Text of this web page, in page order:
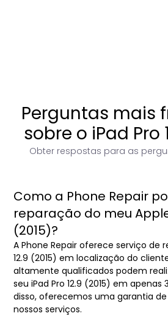
Perguntas mais
sobre o iPad Pro
Obter respostas para as
Como a Phone Repair
reparação do meu Apple
(2015)?
A Phone Repair oferece serviço de
12.9 (2015) em localização do
altamente qualificados podem
seu iPad Pro 12.9 (2015) em
disso, oferecemos uma garantia
nossos serviços.